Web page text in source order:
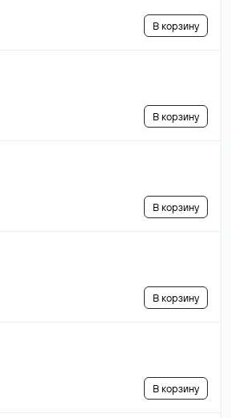
В корзину
В корзину
В корзину
В корзину
В корзину